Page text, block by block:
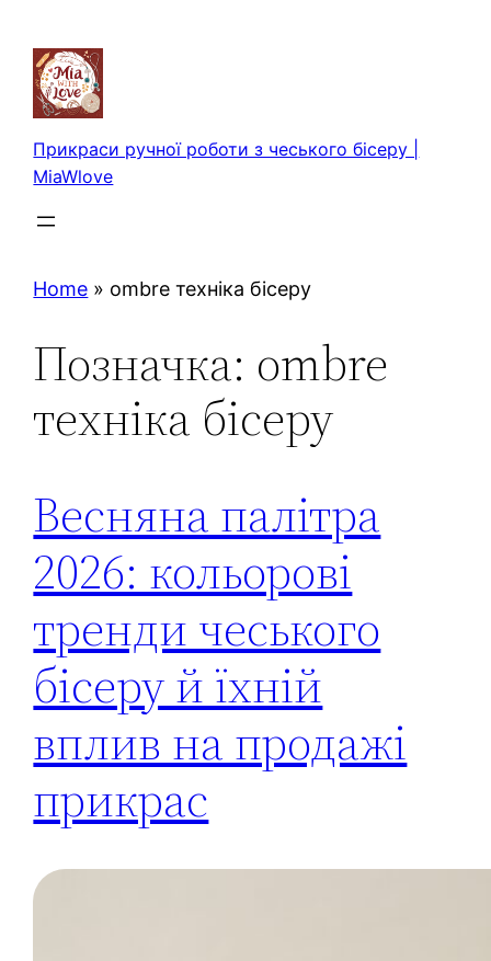
вмісту
Прикраси ручної роботи з чеського бісеру |
MiaWlove
Home » ombre техніка бісеру
Позначка: ombre
техніка бісеру
Весняна палітра
2026: кольорові
тренди чеського
бісеру й їхній
вплив на продажі
прикрас